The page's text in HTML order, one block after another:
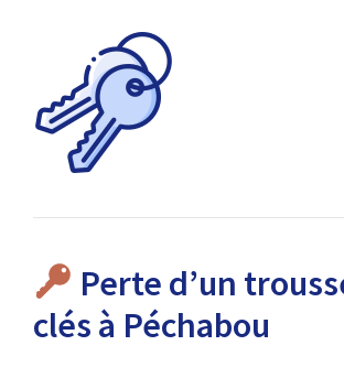
Perte d’un
clés à Péchabou